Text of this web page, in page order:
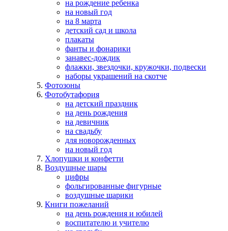
на рождение ребенка
на новый год
на 8 марта
детский сад и школа
плакаты
фанты и фонарики
занавес-дождик
флажки, звездочки, кружочки, подвески
наборы украшений на скотче
Фотозоны
Фотобутафория
на детский праздник
на день рождения
на девичник
на свадьбу
для новорожденных
на новый год
Хлопушки и конфетти
Воздушные шары
цифры
фольгированные фигурные
воздушные шарики
Книги пожеланий
на день рождения и юбилей
воспитателю и учителю